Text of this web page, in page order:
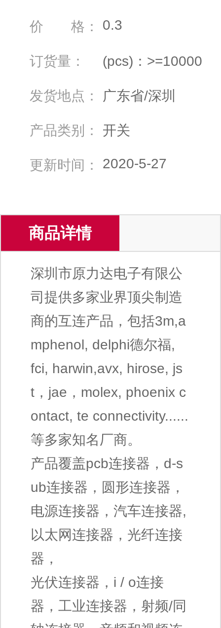
价 格： 0.3
订货量： (pcs)：>=10000
发货地点： 广东省/深圳
产品类别： 开关
更新时间： 2020-5-27
商品详情
深圳市原力达电子有限公
司提供多家业界顶尖制造
商的互连产品，包括3m,a
mphenol, delphi德尔福,
fci, harwin,avx, hirose, js
t，jae，molex, phoenix c
ontact, te connectivity......
等多家知名厂商。
产品覆盖pcb连接器，d-s
ub连接器，圆形连接器，
电源连接器，汽车连接器,
以太网连接器，光纤连接
器，
光伏连接器，i / o连接
器，工业连接器，射频/同